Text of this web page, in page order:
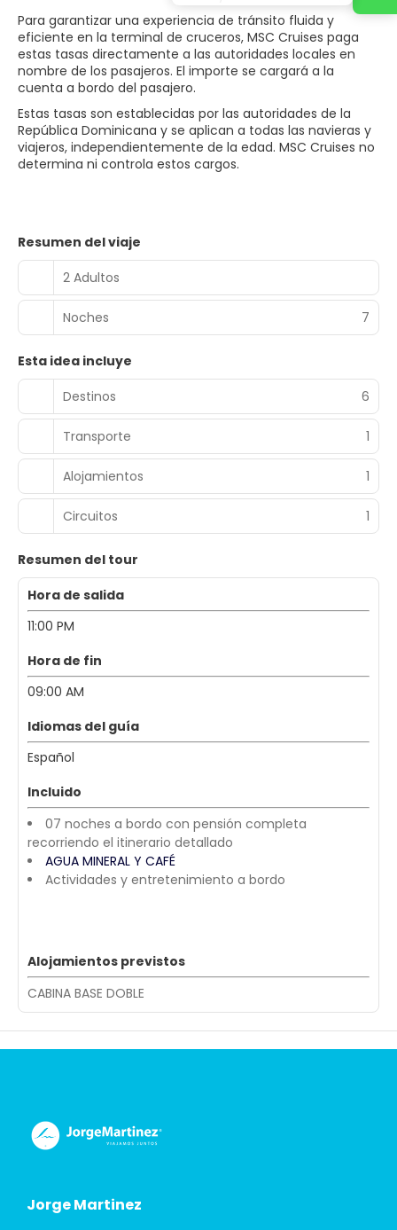
Para garantizar una experiencia de tránsito fluida y
eficiente en la terminal de cruceros, MSC Cruises paga
estas tasas directamente a las autoridades locales en
nombre de los pasajeros. El importe se cargará a la
cuenta a bordo del pasajero.
Estas tasas son establecidas por las autoridades de la
República Dominicana y se aplican a todas las navieras y
viajeros, independientemente de la edad. MSC Cruises no
determina ni controla estos cargos.
Resumen del viaje
2 Adultos
Noches 7
Esta idea incluye
Destinos
6
Transporte 1
Alojamientos 1
Circuitos 1
Resumen del tour
Hora de salida
11:00 PM
Hora de fin
09:00 AM
Idiomas del guía
Español
Incluido
07 noches a bordo con pensión completa
recorriendo el itinerario detallado
AGUA MINERAL Y CAFÉ
Actividades y entretenimiento a bordo
Alojamientos previstos
CABINA BASE DOBLE
Jorge Martinez